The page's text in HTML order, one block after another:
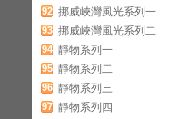
92 挪威峽灣風光系列一
93 挪威峽灣風光系列二
94 靜物系列一
95 靜物系列二
96 靜物系列三
97 靜物系列四